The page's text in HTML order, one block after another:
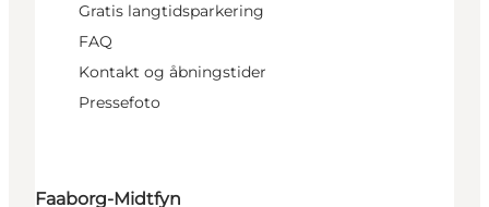
Gratis langtidsparkering
FAQ
Kontakt og åbningstider
Pressefoto
Faaborg-Midtfyn